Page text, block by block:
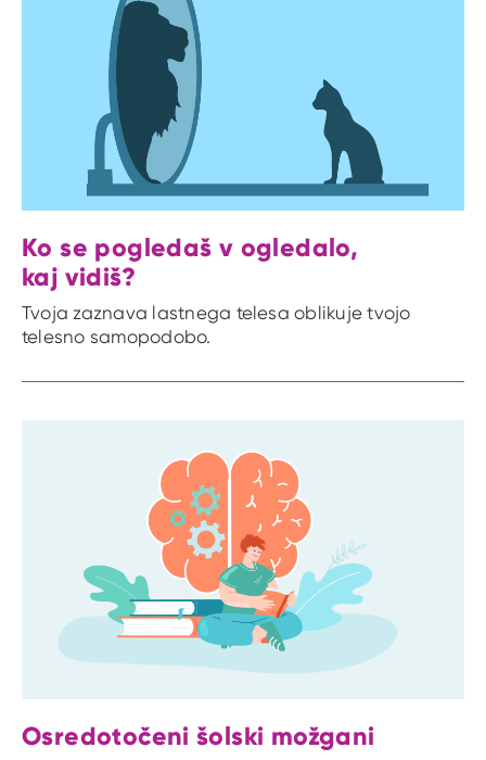
Ko se pogledaš v ogledalo,
kaj vidiš?
Tvoja zaznava lastnega telesa oblikuje tvojo
telesno samopodobo.
Osredotočeni šolski možgani